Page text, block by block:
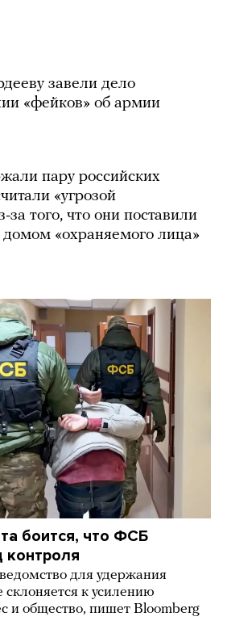
завели дело
«фейков» об армии
пару российских
«угрозой
за того, что они поставили
«охраняемого лица»
боится, что ФСБ
контроля
для удержания
к усилению
и общество, пишет Bloomberg